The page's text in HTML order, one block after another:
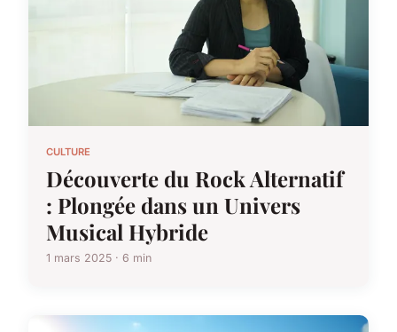
CULTURE
Découverte du Rock Alternatif
: Plongée dans un Univers
Musical Hybride
1 mars 2025 · 6 min